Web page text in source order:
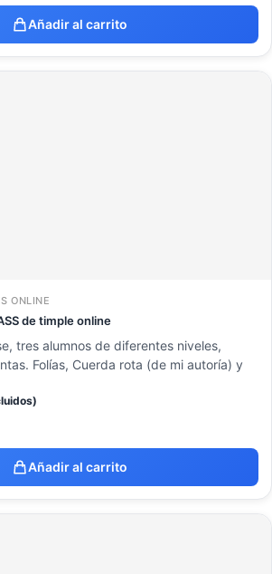
Añadir al carrito
ONLINE
de timple online
tres alumnos de diferentes niveles,
Folías, Cuerda rota (de mi autoría) y
Añadir al carrito